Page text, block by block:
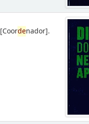
[Coordenador].